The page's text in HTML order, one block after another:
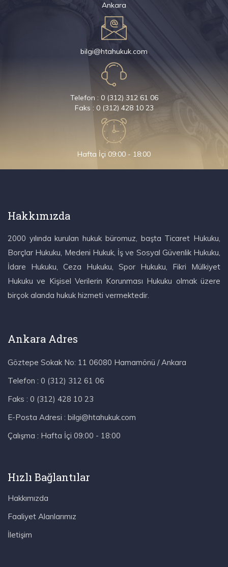
Ankara
bilgi@htahukuk.com
Telefon : 0 (312) 312 61 06
Faks : 0 (312) 428 10 23
Hafta İçi 09:00 - 18:00
Hakkımızda
2000 yılında kurulan hukuk büromuz, başta Ticaret Hukuku,
Borçlar Hukuku, Medeni Hukuk, İş ve Sosyal Güvenlik Hukuku,
İdare Hukuku, Ceza Hukuku, Spor Hukuku, Fikri Mülkiyet
Hukuku ve Kişisel Verilerin Korunması Hukuku olmak üzere
birçok alanda hukuk hizmeti vermektedir.
Ankara Adres
Göztepe Sokak No: 11 06080 Hamamönü / Ankara
Telefon : 0 (312) 312 61 06
Faks : 0 (312) 428 10 23
E-Posta Adresi : bilgi@htahukuk.com
Çalışma : Hafta İçi 09:00 - 18:00
Hızlı Bağlantılar
Hakkımızda
Faaliyet Alanlarımız
İletişim